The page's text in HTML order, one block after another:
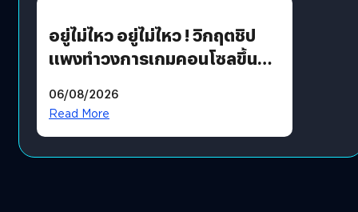
อยู่ไม่ไหว อยู่ไม่ไหว ! วิกฤตชิป
แพงทำวงการเกมคอนโซลขึ้น
?
06/08/2026
Read More